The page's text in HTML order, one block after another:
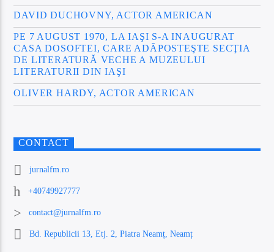
DAVID DUCHOVNY, ACTOR AMERICAN
PE 7 AUGUST 1970, LA IAŞI S-A INAUGURAT
CASA DOSOFTEI, CARE ADĂPOSTEŞTE SECŢIA
DE LITERATURĂ VECHE A MUZEULUI
LITERATURII DIN IAŞI
OLIVER HARDY, ACTOR AMERICAN
CONTACT
jurnalfm.ro
+40749927777
contact@jurnalfm.ro
Bd. Republicii 13, Etj. 2, Piatra Neamț, Neamț